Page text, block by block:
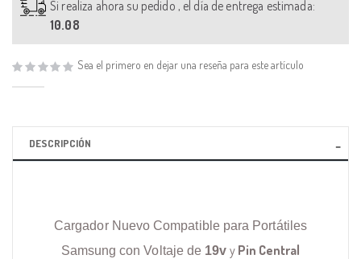
Si realiza ahora su pedido , el día de entrega estimada:
10.08
Sea el primero en dejar una reseña para este artículo
DESCRIPCIÓN
Cargador Nuevo Compatible para Portátiles
Samsung con Voltaje de 19v y Pin Central